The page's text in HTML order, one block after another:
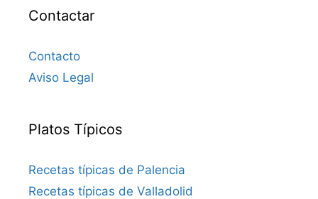
Contactar
Contacto
Aviso Legal
Platos Típicos
Recetas típicas de Palencia
Recetas típicas de Valladolid